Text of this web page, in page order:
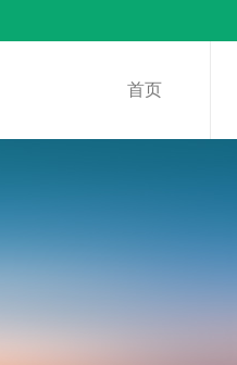
首页